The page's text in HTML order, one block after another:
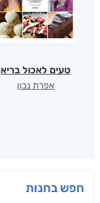
חפש בחנות
טעים לאכול בריא
אפרת נבון